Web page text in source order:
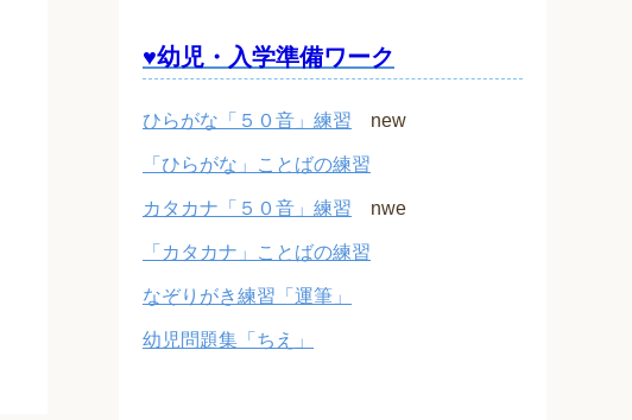
♥幼児・入学準備ワーク
ひらがな「５０音」練習 new
「ひらがな」ことばの練習
カタカナ「５０音」練習 nwe
「カタカナ」ことばの練習
なぞりがき練習「運筆」
幼児問題集「ちえ」